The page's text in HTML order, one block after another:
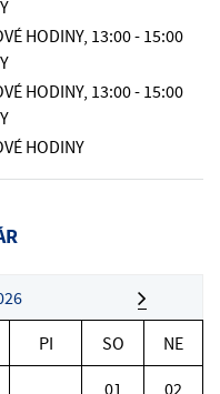
HODINY, 13:00 - 15:00
HODINY, 13:00 - 15:00
HODINY
PI SO NE
01 02